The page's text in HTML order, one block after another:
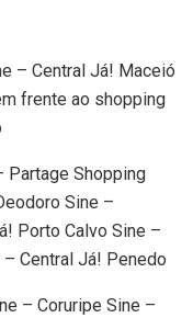
– Central Já! Maceió
frente ao shopping
Partage Shopping
Sine –
Porto Calvo Sine –
Central Já! Penedo
– Coruripe Sine –